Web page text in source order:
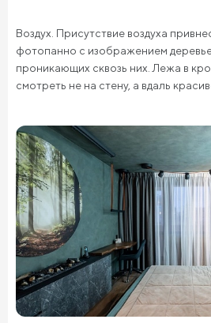
Воздух. Присутствие воздуха
фотопанно с изображением
проникающих сквозь них. Лежа в
смотреть не на стену, а вдаль